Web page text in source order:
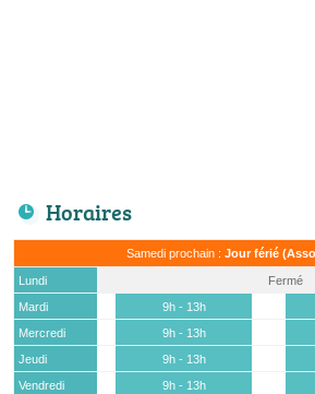
Horaires
Samedi prochain : Jour férié
Lundi
Fermé
Mardi
9h - 13h
Mercredi
9h - 13h
Jeudi
9h - 13h
Vendredi
9h - 13h